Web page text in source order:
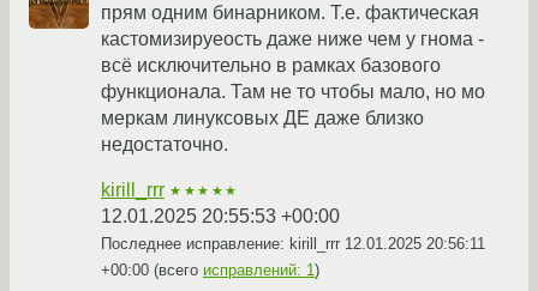
прям одним бинарником. Т.е. фактическая
кастомизируеость даже ниже чем у гнома -
всё исключительно в рамках базового
функционала. Там не то чтобы мало, но мо
меркам линуксовых ДЕ даже близко
недостаточно.
kirill_rrr ★★★★★
12.01.2025 20:55:53 +00:00
Последнее исправление: kirill_rrr 12.01.2025 20:56:11
+00:00 (всего исправлений: 1)